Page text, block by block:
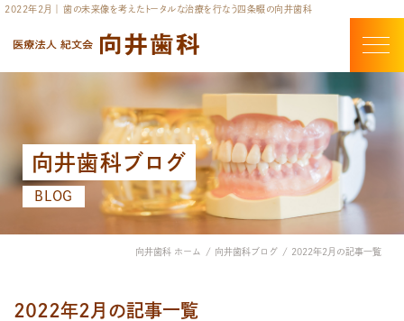
2022年2月 ｜ 歯の未来像を考えたトータルな治療を行なう四条畷の向井歯科
向井歯科ブログ
BLOG
向井歯科 ホーム 向井歯科ブログ 2022年2月の記事一覧
2022年2月の記事一覧